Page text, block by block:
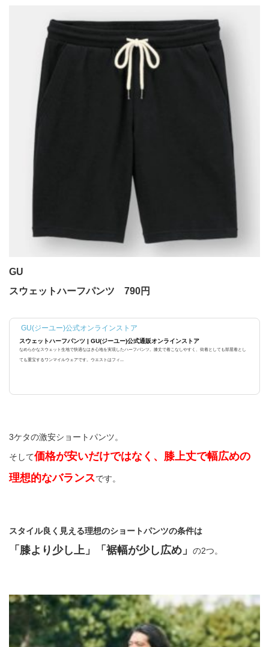
GU
スウェットハーフパンツ 790円
GU(ジーユー)公式オンラインストア
スウェットハーフパンツ | GU(ジーユー)公式通販オンラインストア
なめらかなスウェット生地で快適なはき心地を実現したハーフパンツ。膝丈で着こなしやすく、街着としても部屋着とし
ても重宝するワンマイルウェアです。ウエストはフィ...
3ケタの激安ショートパンツ。
そして価格が安いだけではなく、膝上丈で幅広めの
理想的なバランスです。
スタイル良く見える理想のショートパンツの条件は
「膝より少し上」「裾幅が少し広め」 の2つ。